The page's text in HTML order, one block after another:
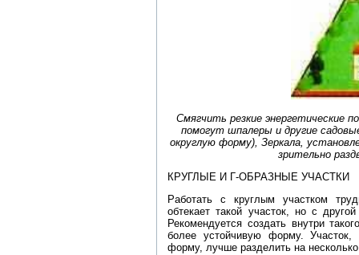
Смягчить резкие энергетические
помогут шпалеры и другие
округлую форму), Зеркала,
зрительно
КРУГЛЫЕ И Г-ОБРАЗНЫЕ УЧАСТКИ
Работать с круглым участком
обтекает такой участок, но с
Рекомендуется создать внутри
более устойчивую форму.
форму, лучше разделить на